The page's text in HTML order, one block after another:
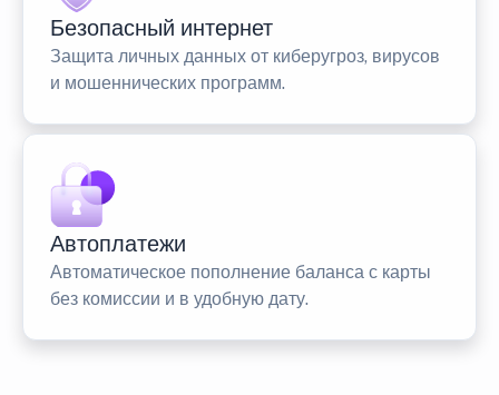
Безопасный интернет
Защита личных данных от киберугроз, вирусов
и мошеннических программ.
Автоплатежи
Автоматическое пополнение баланса с карты
без комиссии и в удобную дату.